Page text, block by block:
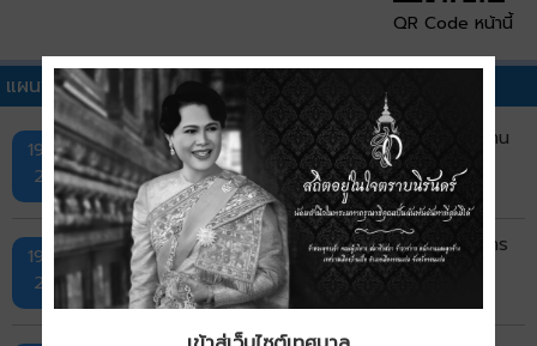
QR Code หน้านี้
แผนพัฒนาบุคลากรอื่นๆ
19 พ.ค.
2569
แต่งตั้งคณะทำงานขับเคลื่อนจริยธรรม เทศบาลเมืองบ้าน
เป็ด
19 พ.ค.
2569
หลักเกณฑ์การบริหารทรัพยากรบุคคล การประเมินผลการ
ปฏิบัติราชการ เทศบาลเมืองบ้านเป็ด